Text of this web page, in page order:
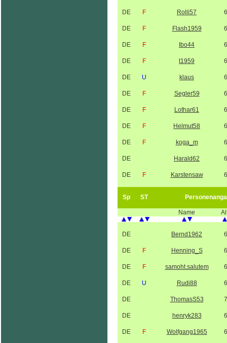
DE F Rolli57
DE F Flash1959
DE F Ibo44
DE F t1959
DE U klaus
DE F Segler59
DE F Lothar61
DE F Helmut58
DE F koga_m
DE Harald62
DE F Karstensaw
Sp ST
Name
DE Bernd1962
DE F Henning_S
DE F samoht.salutem
DE U Rudi88
DE ThomasS53
DE henryk283
DE F Wolfgang1965